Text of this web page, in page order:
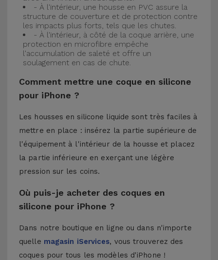
- À l'intérieur, une housse en PVC assure la
structure de couverture et de protection contre
les impacts plus forts, tels que les chutes.
- À l'intérieur, à côté de la coque arrière, une
protection en microfibre empêche
l'accumulation de saleté et offre un
soulagement en cas de chute.
Comment mettre une coque en silicone
pour iPhone ?
Les housses en silicone liquide sont très faciles à
mettre en place : insérez la partie supérieure de
l'équipement à l'intérieur de la housse et placez
la partie inférieure en exerçant une légère
pression sur les coins.
Où puis-je acheter des coques en
silicone pour iPhone ?
Dans notre boutique en ligne ou dans n'importe
quelle magasin iServices, vous trouverez des
coques pour tous les modèles d'iPhone !